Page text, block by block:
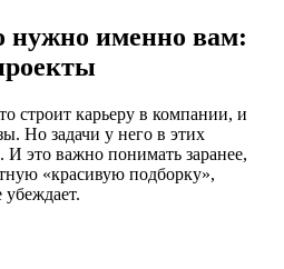
нужно именно вам:
строит карьеру в компании, и
Но задачи у него в этих
И это важно понимать заранее,
«красивую подборку»,